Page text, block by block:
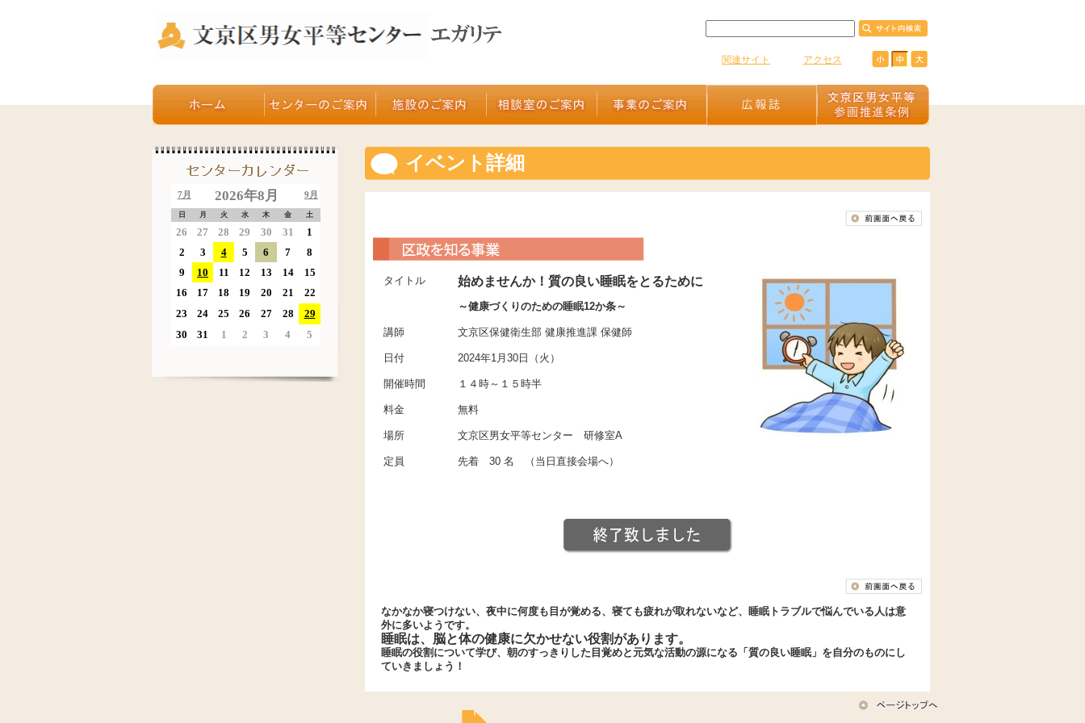
関連サイト アクセス
イベント詳細
タイトル 始めませんか！質の良い睡眠をとるために
～健康づくりのための睡眠12か条～
講師 文京区保健衛生部 健康推進課 保健師
日付 2024年1月30日（火）
開催時間 １４時～１５時半
料金 無料
場所 文京区男女平等センター 研修室A
定員 先着 30 名 （当日直接会場へ）
なかなか寝つけない、夜中に何度も目が覚める、寝ても疲れが取れないなど、睡眠トラブルで悩んでいる人は意
外に多いようです。
睡眠は、脳と体の健康に欠かせない役割があります。
睡眠の役割について学び、朝のすっきりした目覚めと元気な活動の源になる「質の良い睡眠」を自分のものにし
ていきましょう！
7月 2026年8月 9月
日 月 火 水 木 金 土
26 27 28 29 30 31
1
2
3 4 5 6 7
8
9
10 11 12 13 14
15
16
17 18 19 20 21
22
23
24 25 26 27 28
29
30
31 1 2 3 4 5